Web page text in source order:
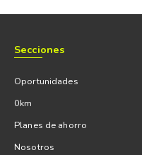
Secciones
Oportunidades
0km
Planes de ahorro
Nosotros